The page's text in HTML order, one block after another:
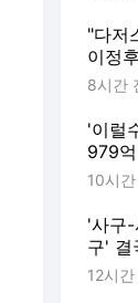
"다저
이정
에이
8시간
'이럴
979
14홀
10시간
'사구
구' 결
발!
12시간